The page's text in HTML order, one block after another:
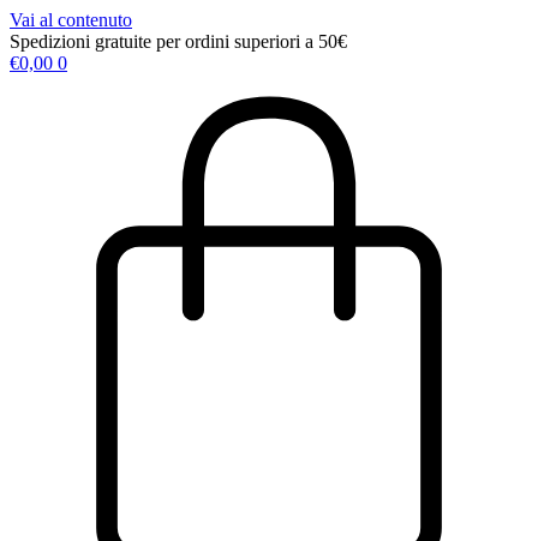
Vai al contenuto
Spedizioni gratuite per ordini superiori a 50€
€0,00 0